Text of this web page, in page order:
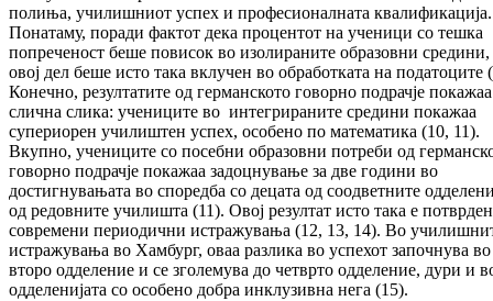
полиња, училишниот успех и професионалната квалификација.
Понатаму, поради фактот дека процентот на ученици со тешка
попреченост беше повисок во изолираните образовни средини,
овој дел беше исто така вклучен во обработката на податоците
Конечно, резултатите од германското говорно подрачје покажаа
слична слика: учениците во интегрираните средини покажаа
супериорен училиштен успех, особено по математика (10, 11).
Вкупно, учениците со посебни образовни потреби од
говорно подрачје покажаа задоцнување за две години во
достигнувањата во споредба со децата од соодветните
од редовните училишта (11). Овој резултат исто така е
современи периодични истражувања (12, 13, 14). Во
истражувања во Хамбург, оваа разлика во успехот започнува во
второ одделение и се зголемува до четврто одделение, дури и
одделенијата со особено добра инклузивна нега (15).